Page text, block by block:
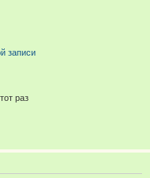
записи
раз